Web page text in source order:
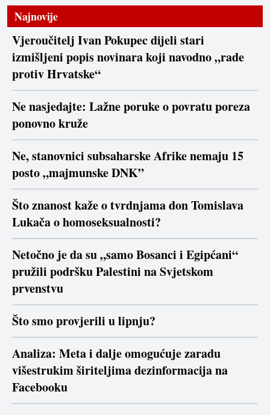
Najnovije
Vjeroučitelj Ivan Pokupec dijeli stari
izmišljeni popis novinara koji navodno „rade
protiv Hrvatske“
Ne nasjedajte: Lažne poruke o povratu poreza
ponovno kruže
Ne, stanovnici subsaharske Afrike nemaju 15
posto „majmunske DNK”
Što znanost kaže o tvrdnjama don Tomislava
Lukača o homoseksualnosti?
Netočno je da su „samo Bosanci i Egipćani“
pružili podršku Palestini na Svjetskom
prvenstvu
Što smo provjerili u lipnju?
Analiza: Meta i dalje omogućuje zaradu
višestrukim širiteljima dezinformacija na
Facebooku